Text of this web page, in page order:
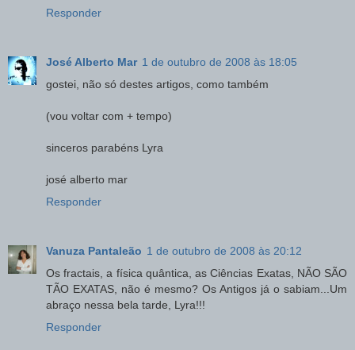
Responder
José Alberto Mar 1 de outubro de 2008 às 18:05
gostei, não só destes artigos, como também
(vou voltar com + tempo)
sinceros parabéns Lyra
josé alberto mar
Responder
Vanuza Pantaleão 1 de outubro de 2008 às 20:12
Os fractais, a física quântica, as Ciências Exatas, NÃO SÃO
TÃO EXATAS, não é mesmo? Os Antigos já o sabiam...Um
abraço nessa bela tarde, Lyra!!!
Responder